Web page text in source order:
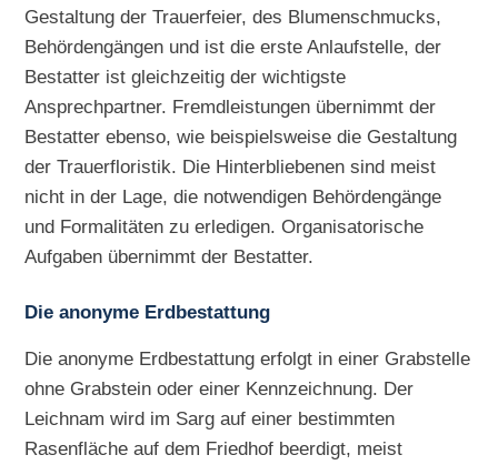
Gestaltung der Trauerfeier, des Blumenschmucks,
Behördengängen und ist die erste Anlaufstelle, der
Bestatter ist gleichzeitig der wichtigste
Ansprechpartner. Fremdleistungen übernimmt der
Bestatter ebenso, wie beispielsweise die Gestaltung
der Trauerfloristik. Die Hinterbliebenen sind meist
nicht in der Lage, die notwendigen Behördengänge
und Formalitäten zu erledigen. Organisatorische
Aufgaben übernimmt der Bestatter.
Die anonyme Erdbestattung
Die anonyme Erdbestattung erfolgt in einer Grabstelle
ohne Grabstein oder einer Kennzeichnung. Der
Leichnam wird im Sarg auf einer bestimmten
Rasenfläche auf dem Friedhof beerdigt, meist